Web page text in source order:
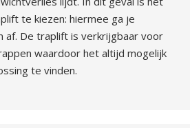
te kiezen: hiermee ga je
af. De traplift is verkrijgbaar voor
waardoor het altijd mogelijk
te vinden.